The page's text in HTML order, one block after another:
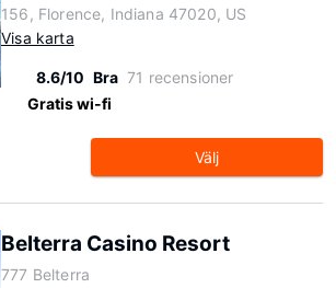
156, Florence, Indiana 47020, US
Visa karta
8.6/10 Bra 71 recensioner
Gratis wi-fi
Välj
Belterra Casino Resort
777 Belterra